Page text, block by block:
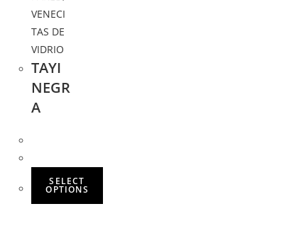
VENECI
TAS DE
VIDRIO
TAYI
NEGR
A
SELECT
OPTIONS